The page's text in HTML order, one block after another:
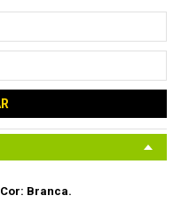
Cor: Branca.